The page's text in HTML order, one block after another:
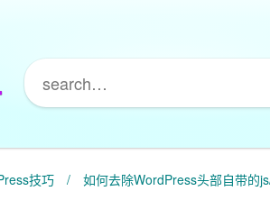
技巧 / 如何去除WordPress头部自带的